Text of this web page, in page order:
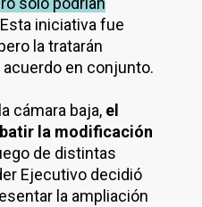
iniciativa fue
la tratarán
en conjunto.
cámara baja, el
la modificación
de distintas
Ejecutivo decidió
la ampliación